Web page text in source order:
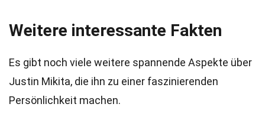
Weitere interessante Fakten
Es gibt noch viele weitere spannende Aspekte über
Justin Mikita, die ihn zu einer faszinierenden
Persönlichkeit machen.